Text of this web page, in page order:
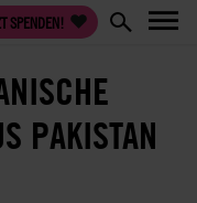
SPENDEN!
PAKISTAN